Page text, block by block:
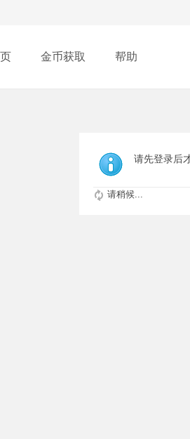
金币获取 帮助
请先登录后
请稍候...